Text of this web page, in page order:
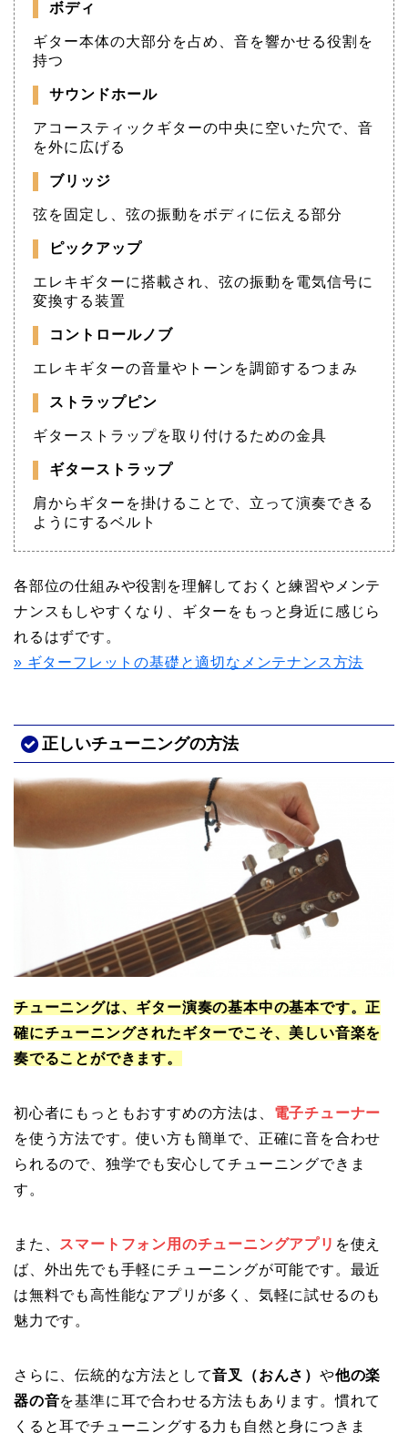
ボディ
ギター本体の大部分を占め、音を響かせる役割を
持つ
サウンドホール
アコースティックギターの中央に空いた穴で、音
を外に広げる
ブリッジ
弦を固定し、弦の振動をボディに伝える部分
ピックアップ
エレキギターに搭載され、弦の振動を電気信号に
変換する装置
コントロールノブ
エレキギターの音量やトーンを調節するつまみ
ストラップピン
ギターストラップを取り付けるための金具
ギターストラップ
肩からギターを掛けることで、立って演奏できる
ようにするベルト
各部位の仕組みや役割を理解しておくと練習やメンテ
ナンスもしやすくなり、ギターをもっと身近に感じら
れるはずです。
» ギターフレットの基礎と適切なメンテナンス方法
正しいチューニングの方法
チューニングは、ギター演奏の基本中の基本です。正
確にチューニングされたギターでこそ、美しい音楽を
奏でることができます。
初心者にもっともおすすめの方法は、 電子チューナー
を使う方法です。使い方も簡単で、正確に音を合わせ
られるので、独学でも安心してチューニングできま
す。
また、 スマートフォン用のチューニングアプリ を使え
ば、外出先でも手軽にチューニングが可能です。最近
は無料でも高性能なアプリが多く、気軽に試せるのも
魅力です。
さらに、伝統的な方法として音叉（おんさ）や他の楽
器の音を基準に耳で合わせる方法もあります。慣れて
くると耳でチューニングする力も自然と身につきま